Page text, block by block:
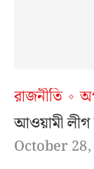
রাজনীতি
আওয়ামী লীগ
October